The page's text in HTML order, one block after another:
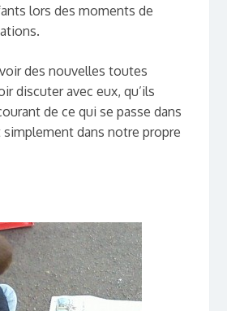
lors des moments de
des nouvelles toutes
discuter avec eux, qu’ils
de ce qui se passe dans
dans notre propre